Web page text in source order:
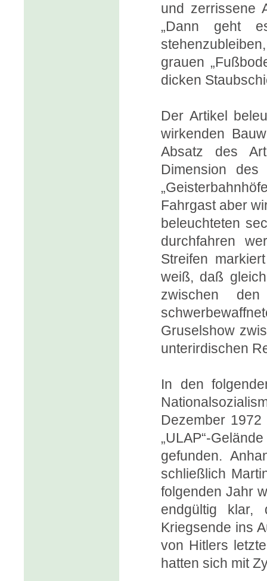
und zerrissene
„Dann geht
grauen
dicken
Der Artikel
wirkenden
Absatz des
Dimension des
Fahrgast aber
beleuchteten
durchfahren
Streifen
weiß, daß
zwischen
Gruselshow
unterirdischen
In den
Dezember
„ULAP“-
gefunden.
schließlich
folgenden Jahr
endgültig
Kriegsende ins
von Hitlers
hatten sich mit